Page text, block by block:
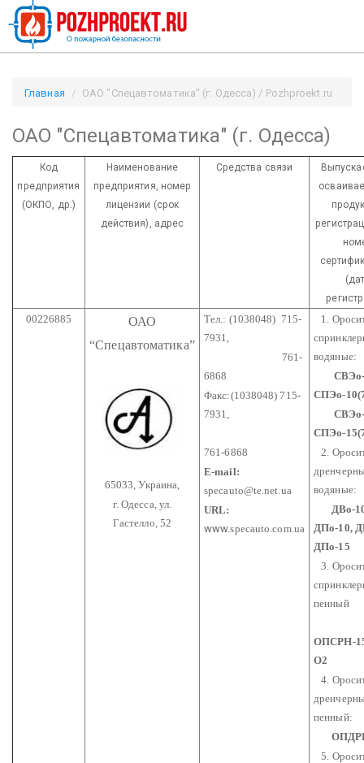
Главная ОАО "Спецавтоматика" (г. Одесса) / Pozhproekt.ru
ОАО "Спецавтоматика" (г. Одесса)
Код
предприятия
(ОКПО, др.)
Наименование
предприятия, номер
лицензии (срок
действия), адрес
Средства связи
00226885
ОАО
“Спецавтоматика”
65033, Украина,
г. Одесса, ул.
Гастелло, 52
Тел.: (1038048) 715-
7931,
761-
6868
Факс:(1038048) 715-
7931,
761-6868
E-mail:
specauto@te.net.ua
URL:
www.specauto.com.ua
1.
водяные:
СВЭо-
СПЭо-
СВЭо-
СПЭо-
2.
водяные:
ДВо-
ДПо-10,
ДПо-15
3.
пенный
ОПСРН-
О2
4.
пенный:
5.